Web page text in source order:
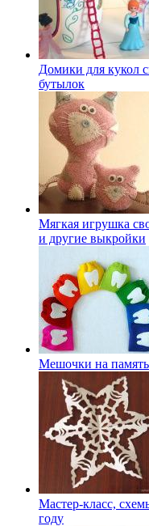
Домики для кукол
бутылок
Мягкая игрушка
и другие выкройки
Мешочки на память
Мастер-класс,
году